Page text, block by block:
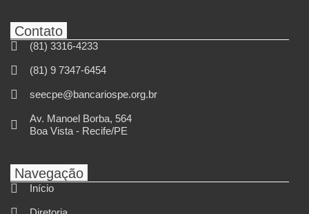
Contato
(81) 3316-4233
(81) 9 7347-6454
seecpe@bancariospe.org.br
Av. Manoel Borba, 564
Boa Vista - Recife/PE
Navegação
Início